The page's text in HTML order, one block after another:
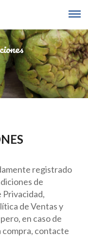
registrado
de
Privacidad,
de Ventas y
en caso de
compra, contacte